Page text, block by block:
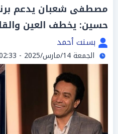
مصطفى شعبان يدعم
حسين: يخطف العين
بسنت أحمد
الجمعة 14/مارس/2025 - 02:33 م